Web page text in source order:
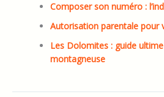
Composer son numéro :
Autorisation parentale pour
Les Dolomites : guide
montagneuse